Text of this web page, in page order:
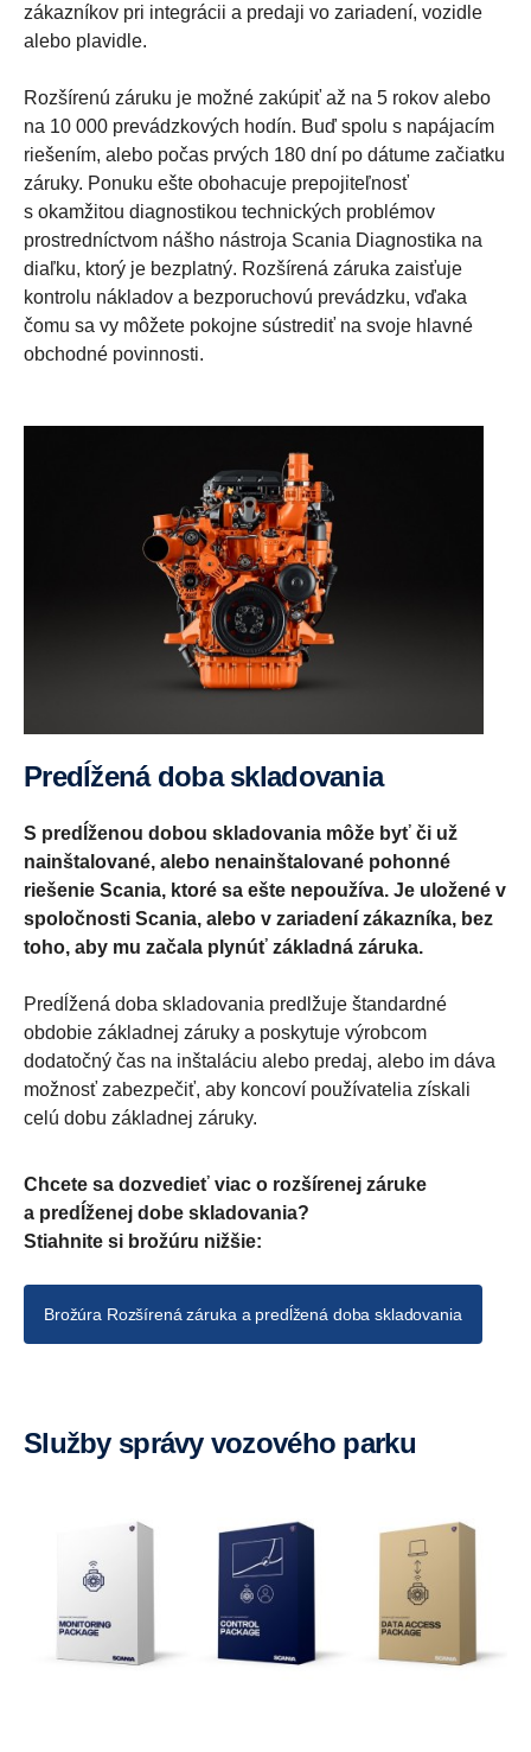
zákazníkov pri integrácii a predaji vo zariadení, vozidle
alebo plavidle.
Rozšírenú záruku je možné zakúpiť až na 5 rokov alebo
na 10 000 prevádzkových hodín. Buď spolu s napájacím
riešením, alebo počas prvých 180 dní po dátume začiatku
záruky. Ponuku ešte obohacuje prepojiteľnosť
s okamžitou diagnostikou technických problémov
prostredníctvom nášho nástroja Scania Diagnostika na
diaľku, ktorý je bezplatný. Rozšírená záruka zaisťuje
kontrolu nákladov a bezporuchovú prevádzku, vďaka
čomu sa vy môžete pokojne sústrediť na svoje hlavné
obchodné povinnosti.
Predĺžená doba skladovania
S predĺženou dobou skladovania môže byť či už
nainštalované, alebo nenainštalované pohonné
riešenie Scania, ktoré sa ešte nepoužíva. Je uložené v
spoločnosti Scania, alebo v zariadení zákazníka, bez
toho, aby mu začala plynúť základná záruka.
Predĺžená doba skladovania predlžuje štandardné
obdobie základnej záruky a poskytuje výrobcom
dodatočný čas na inštaláciu alebo predaj, alebo im dáva
možnosť zabezpečiť, aby koncoví používatelia získali
celú dobu základnej záruky.
Chcete sa dozvedieť viac o rozšírenej záruke
a predĺženej dobe skladovania?
Stiahnite si brožúru nižšie:
Brožúra Rozšírená záruka a predĺžená doba skladovania
Služby správy vozového parku